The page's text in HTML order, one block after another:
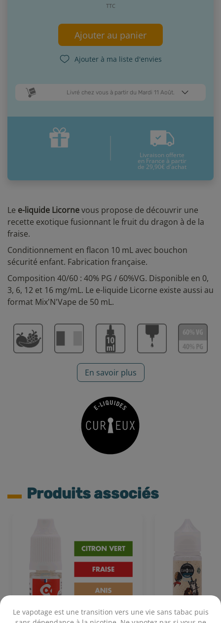
Le vapotage est une transition vers une vie sans tabac puis
Le e-liquide Licornevous propose de découvrir une
recette exotique fusionnant le fruit du dragon à de la
fraise.
Conditionnement en flacon 10 mL avec bouchon
sécurité enfant. Fabrication française.
Composition 40/60 : 40% PG / 60%VG. Disponible en 0,
3, 6, 12 et 16 mg/mL. Le e-liquide Licorne existe aussi au
format Mix'N'Vape de 50 mL.
En savoir plus
TTC
Ajouter au panier
Ajouter à ma liste d'envies
Livré chez vous à partir du Mardi 11 Août.
Jeudi 13 Août Mardi 11 Août
* Pour une livraison en France métropolitaine+ d'infos
Livraison offerte
en France à partir
de 29,90€ d'achat
Produits associés